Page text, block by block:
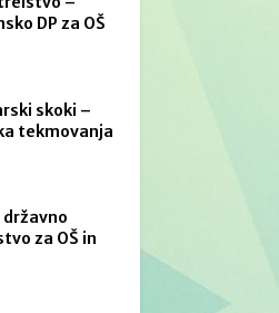
DP za OŠ
skoki –
tekmovanja
državno
za OŠ in